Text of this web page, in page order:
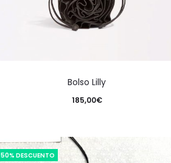
Bolso Lilly
185,00€
50% DESCUENTO